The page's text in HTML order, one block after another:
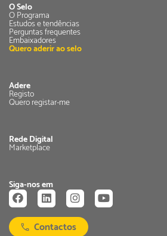
O Selo
O Programa
Estudos e tendências
Perguntas frequentes
Embaixadores
Quero aderir ao selo
Adere
Registo
Quero registar-me
Rede Digital
Marketplace
Siga-nos em
Contactos